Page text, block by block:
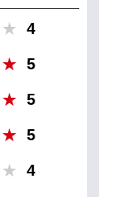
4
5
5
5
4